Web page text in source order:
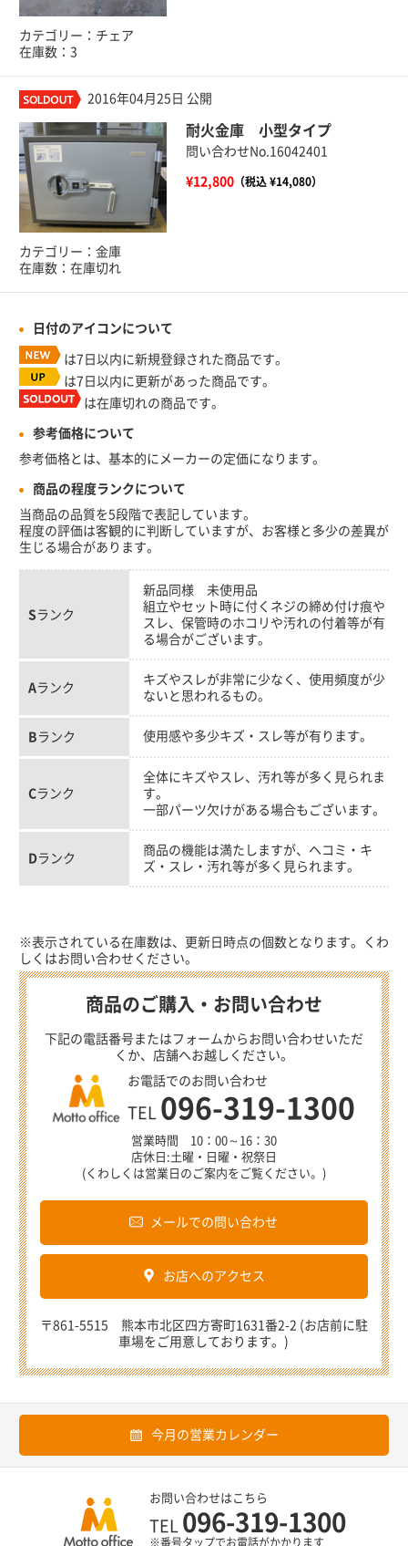
カテゴリー：チェア
在庫数：3
2016年04月25日 公開
耐火金庫 小型タイプ
問い合わせNo.16042401
¥12,800（税込 ¥14,080）
カテゴリー：金庫
在庫数：在庫切れ
日付のアイコンについて
は7日以内に新規登録された商品です。
は7日以内に更新があった商品です。
は在庫切れの商品です。
参考価格について
参考価格とは、基本的にメーカーの定価になります。
商品の程度ランクについて
当商品の品質を5段階で表記しています。
程度の評価は客観的に判断していますが、お客様と多少の差異が
生じる場合があります。
Sランク
新品同様 未使用品
組立やセット時に付くネジの締め付け痕や
スレ、保管時のホコリや汚れの付着等が有
る場合がございます。
A ランク
キズやスレが非常に少なく、使用頻度が少
ないと思われるもの。
B ランク 使用感や多少キズ・スレ等が有ります。
Cランク
全体にキズやスレ、汚れ等が多く見られま
す。
一部パーツ欠けがある場合もございます。
Dランク
商品の機能は満たしますが、ヘコミ・キ
ズ・スレ・汚れ等が多く見られます。
※表示されている在庫数は、更新日時点の個数となります。くわ
しくはお問い合わせください。
商品のご購入・お問い合わせ
下記の電話番号またはフォームからお問い合わせいただ
くか、店舗へお越しください。
お電話でのお問い合わせ
TEL 096-319-1300
営業時間 10：00～16：30
店休日:土曜・日曜・祝祭日
(くわしくは営業日のご案内をご覧ください。)
メールでの問い合わせ
お店へのアクセス
〒861-5515 熊本市北区四方寄町1631番2-2 (お店前に駐
車場をご用意しております。)
今月の営業カレンダー
お問い合わせはこちら
TEL 096-319-1300
※番号タップでお電話がかかります